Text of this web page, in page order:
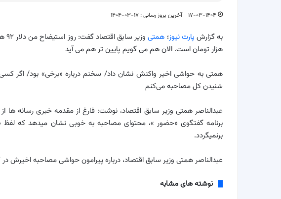
۱۷-۰۳-۱۴۰۴ آخرین بروز رسانی : ۱۷-۰۳-۱۴۰۴
به گزارش پارت نیوز؛ همتی
هزار تومان است. الان هم می گویم پایین تر هم می آید
همتی به حواشی اخیر واکنش نشان داد/ سخنم درباره «برخی» بود/ اگر کسی
شنیدن کل مصاحبه می‌کنم
برنامه گفتگوی «حضور »، محتوای مصاحبه به خوبی نشان میدهد که
برنمیگردد.
عبدالناصر همتی وزیر سابق اقتصاد، درباره پیرامون حواشی مصاحبه اخیرش
نوشته های مشابه